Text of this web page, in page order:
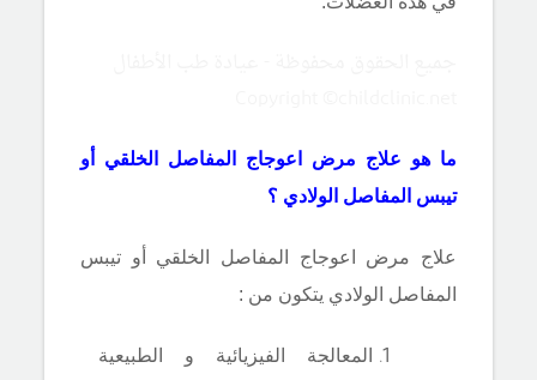
ما هو علاج مرض اعوجاج المفاصل الخلقي أو
تيبس المفاصل الولادي ؟
علاج مرض اعوجاج المفاصل الخلقي أو تيبس
المفاصل الولادي يتكون من :
المعالجة الفيزيائية و الطبيعية